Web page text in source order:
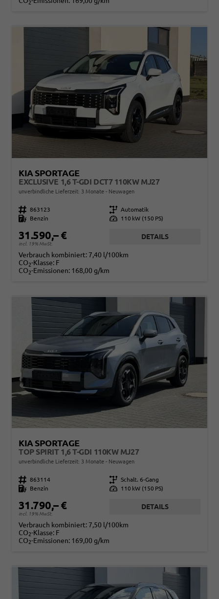
2
KIA SPORTAGE
EXCLUSIVE 1,6 T-GDI DCT7 110KW MJ27
unverbindliche Lieferzeit: 3 Monate Neuwagen
Fahrzeugnr. 863123 Getriebe Automatik
Kraftstoff
Benzin Leistung 110 kW (150 PS)
31.590,– €
incl. 19% MwSt.
DETAILS
Verbrauch kombiniert: 7,40 l/100km
CO2-Klasse: F
CO2-Emissionen: 168,00 g/km
KIA SPORTAGE
TOP SPIRIT 1,6 T-GDI 110KW MJ27
unverbindliche Lieferzeit: 3 Monate Neuwagen
Fahrzeugnr. 863114 Getriebe Schalt. 6-Gang
Kraftstoff
Benzin Leistung 110 kW (150 PS)
31.790,– €
incl. 19% MwSt.
DETAILS
Verbrauch kombiniert: 7,50 l/100km
CO2-Klasse: F
CO2-Emissionen: 169,00 g/km